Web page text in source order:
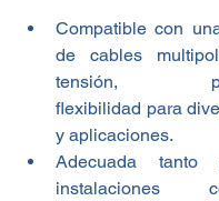
Compatible con
de cables
tensión,
flexibilidad para
y aplicaciones.
Adecuada tanto
instalaciones